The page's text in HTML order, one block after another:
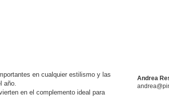
en cualquier estilismo y las
año.
en el complemento ideal para
Andrea